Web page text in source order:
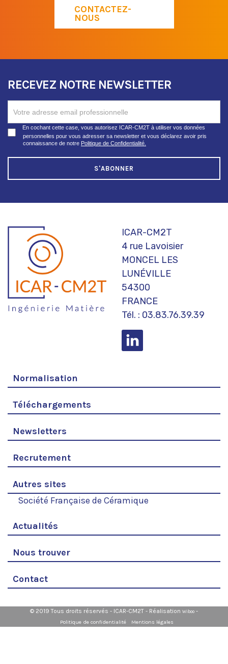
CONTACTEZ-
NOUS
RECEVEZ
NOTRE
NEWSLETTER
RECEVEZ NOTRE NEWSLETTER
En cochant cette case, vous autorisez ICAR-CM2T à utiliser vos données
personnelles pour vous adresser sa newsletter et vous déclarez avoir pris
connaissance de notre Politique de Confidentialité.
S'ABONNER
ICAR-CM2T
4 rue Lavoisier
MONCEL LES
LUNÉVILLE
54300
FRANCE
Tél. : 03.83.76.39.39
Normalisation
Téléchargements
Newsletters
Recrutement
Autres sites
Société Française de Céramique
Actualités
Nous trouver
Contact
© 2019 Tous droits réservés - ICAR-CM2T - Réalisation Wiboo -
Politique de confidentialité Mentions légales